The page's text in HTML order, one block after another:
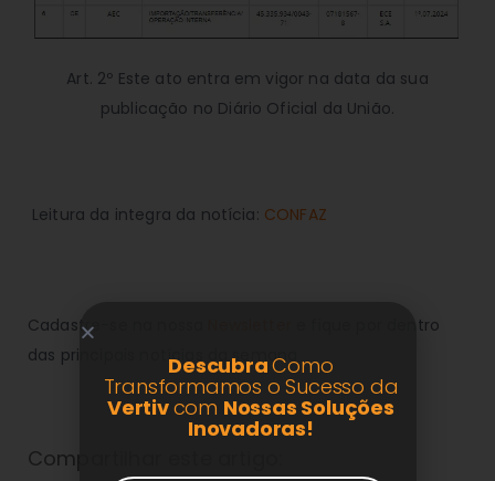
Art. 2º Este ato entra em vigor na data da sua
publicação no Diário Oficial da União.
Leitura da integra da notícia: CONFAZ
Cadastre-se na nossa
e fique por dentro
das principais notícias da semana
Compartilhar este artigo:
DescubraComo
Transformamos o Sucesso da
Vertivcom Nossas Soluções
Inovadoras!